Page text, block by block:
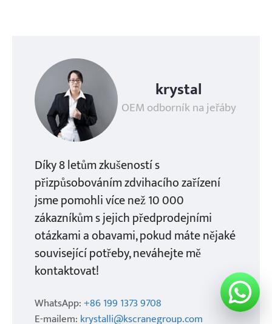
krystal
OEM odborník na jeřáby
Díky 8 letům zkušeností s
přizpůsobováním zdvihacího zařízení
jsme pomohli více než 10 000
zákazníkům s jejich předprodejními
otázkami a obavami, pokud máte nějaké
související potřeby, neváhejte mě
kontaktovat!
WhatsApp:+86 199 1373 9708
E-mailem: krystalli@kscranegroup.com